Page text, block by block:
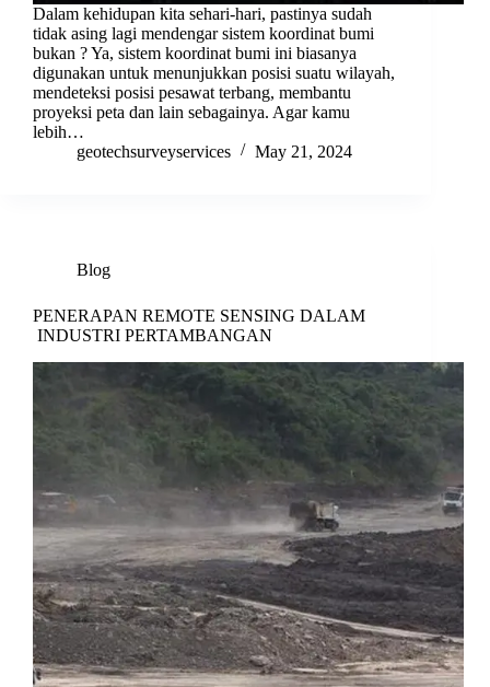
Dalam kehidupan kita sehari-hari, pastinya sudah
tidak asing lagi mendengar sistem koordinat bumi
bukan ? Ya, sistem koordinat bumi ini biasanya
digunakan untuk menunjukkan posisi suatu wilayah,
mendeteksi posisi pesawat terbang, membantu
proyeksi peta dan lain sebagainya. Agar kamu
lebih…
geotechsurveyservices
May 21, 2024
Blog
PENERAPAN REMOTE SENSING DALAM
INDUSTRI PERTAMBANGAN